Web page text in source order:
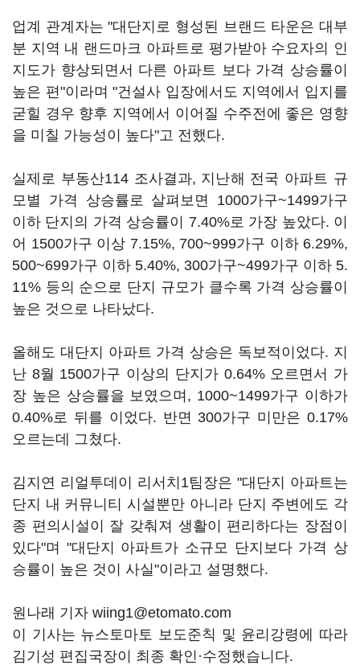
업계 관계자는 "대단지로 형성된 브랜드 타운은 대부
분 지역 내 랜드마크 아파트로 평가받아 수요자의 인
지도가 향상되면서 다른 아파트 보다 가격 상승률이
높은 편"이라며 "건설사 입장에서도 지역에서 입지를
굳힐 경우 향후 지역에서 이어질 수주전에 좋은 영향
을 미칠 가능성이 높다"고 전했다.
실제로 부동산114 조사결과, 지난해 전국 아파트 규
모별 가격 상승률로 살펴보면 1000가구~1499가구
이하 단지의 가격 상승률이 7.40%로 가장 높았다. 이
어 1500가구 이상 7.15%, 700~999가구 이하 6.29%,
500~699가구 이하 5.40%, 300가구~499가구 이하 5.
11% 등의 순으로 단지 규모가 클수록 가격 상승률이
높은 것으로 나타났다.
올해도 대단지 아파트 가격 상승은 독보적이었다. 지
난 8월 1500가구 이상의 단지가 0.64% 오르면서 가
장 높은 상승률을 보였으며, 1000~1499가구 이하가
0.40%로 뒤를 이었다. 반면 300가구 미만은 0.17%
오르는데 그쳤다.
김지연 리얼투데이 리서치1팀장은 "대단지 아파트는
단지 내 커뮤니티 시설뿐만 아니라 단지 주변에도 각
종 편의시설이 잘 갖춰져 생활이 편리하다는 장점이
있다"며 "대단지 아파트가 소규모 단지보다 가격 상
승률이 높은 것이 사실"이라고 설명했다.
원나래 기자 wiing1@etomato.com
이 기사는 뉴스토마토 보도준칙 및 윤리강령에 따라
김기성 편집국장이 최종 확인·수정했습니다.